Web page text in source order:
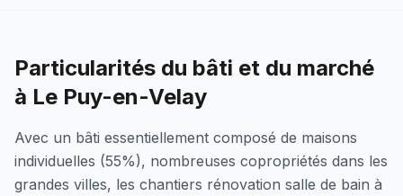
Particularités du bâti et du marché
à Le Puy-en-Velay
Avec un bâti essentiellement composé de maisons
individuelles (55%), nombreuses copropriétés dans les
grandes villes, les chantiers rénovation salle de bain à